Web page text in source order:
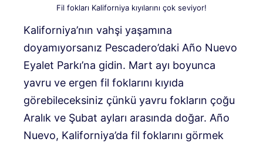
Fil fokları Kaliforniya kıyılarını çok seviyor!
Kaliforniya’nın vahşi yaşamına
doyamıyorsanız Pescadero’daki Año Nuevo
Eyalet Parkı’na gidin. Mart ayı boyunca
yavru ve ergen fil foklarını kıyıda
görebileceksiniz çünkü yavru fokların çoğu
Aralık ve Şubat ayları arasında doğar. Año
Nuevo, Kaliforniya’da fil foklarını görmek